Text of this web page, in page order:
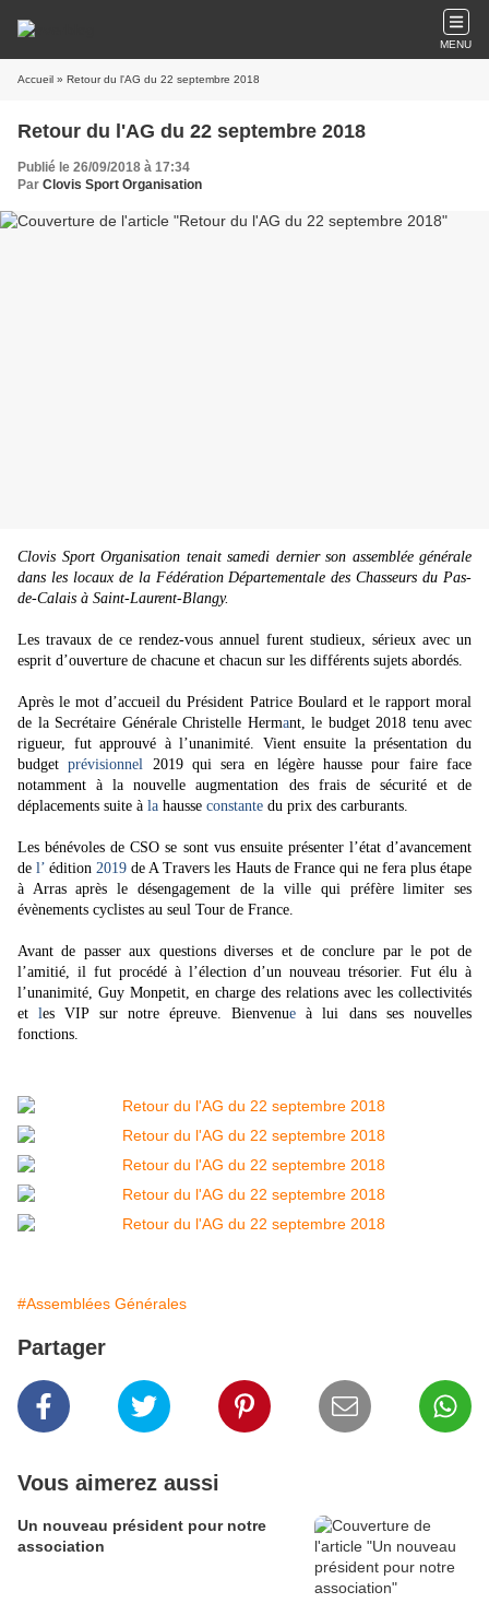
MENU
Accueil » Retour du l'AG du 22 septembre 2018
Retour du l'AG du 22 septembre 2018
Publié le 26/09/2018 à 17:34
Par Clovis Sport Organisation
Clovis Sport Organisation tenait samedi dernier son assemblée générale
dans les locaux de la Fédération Départementale des Chasseurs du Pas-
de-Calais à Saint-Laurent-Blangy.
Les travaux de ce rendez-vous annuel furent studieux, sérieux avec un
esprit d’ouverture de chacune et chacun sur les différents sujets abordés.
Après le mot d’accueil du Président Patrice Boulard et le rapport moral
de la Secrétaire Générale Christelle Hermant, le budget 2018 tenu avec
rigueur, fut approuvé à l’unanimité. Vient ensuite la présentation du
budgetprévisionnel 2019 qui sera en légère hausse pour faire face
notamment à la nouvelle augmentation des frais de sécurité et de
déplacements suite à la hausse constante du prix des carburants.
Les bénévoles de CSO se sont vus ensuite présenter l’état d’avancement
del’ édition2019de A Travers les Hauts de France qui ne fera plus étape
à Arras après le désengagement de la ville qui préfère limiter ses
évènements cyclistes au seul Tour de France.
Avant de passer aux questions diverses et de conclure par le pot de
l’amitié, il fut procédé à l’élection d’un nouveau trésorier. Fut élu à
l’unanimité, Guy Monpetit, en charge des relations avec les collectivités
etles VIP sur notre épreuve. Bienvenue à lui dans ses nouvelles
fonctions.
#Assemblées Générales
Partager
Vous aimerez aussi
Un nouveau président pour notre
association